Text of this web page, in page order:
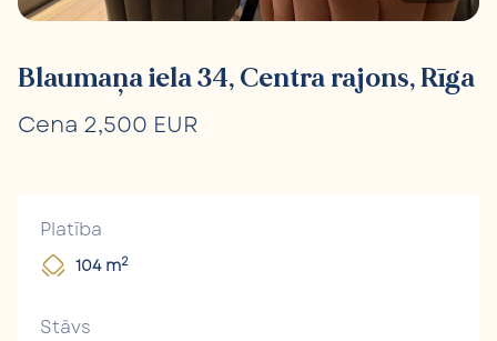
Blaumaņa iela 34, Centra rajons, Rīga
Cena 2,500 EUR
Platība
104 m2
Stāvs